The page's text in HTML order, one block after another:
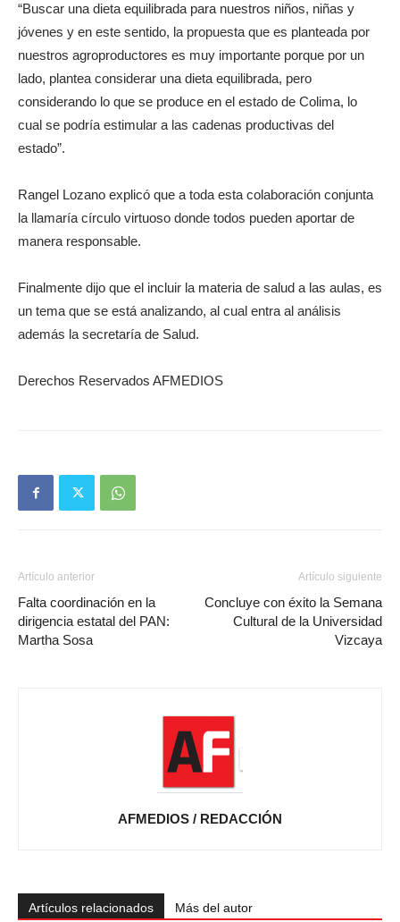
“Buscar una dieta equilibrada para nuestros niños, niñas y
jóvenes y en este sentido, la propuesta que es planteada por
nuestros agroproductores es muy importante porque por un
lado, plantea considerar una dieta equilibrada, pero
considerando lo que se produce en el estado de Colima, lo
cual se podría estimular a las cadenas productivas del
estado”.
Rangel Lozano explicó que a toda esta colaboración conjunta
la llamaría círculo virtuoso donde todos pueden aportar de
manera responsable.
Finalmente dijo que el incluir la materia de salud a las aulas, es
un tema que se está analizando, al cual entra al análisis
además la secretaría de Salud.
Derechos Reservados AFMEDIOS
Artículo anterior
Falta coordinación en la
dirigencia estatal del PAN:
Martha Sosa
Artículo siguiente
Concluye con éxito la Semana
Cultural de la Universidad
Vizcaya
AFMEDIOS / REDACCIÓN
Artículos relacionados Más del autor